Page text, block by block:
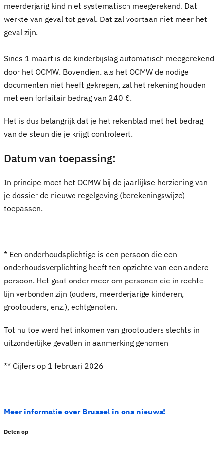
meerderjarig kind niet systematisch meegerekend. Dat
werkte van geval tot geval. Dat zal voortaan niet meer het
geval zijn.
Sinds 1 maart is de kinderbijslag automatisch meegerekend
door het OCMW. Bovendien, als het OCMW de nodige
documenten niet heeft gekregen, zal het rekening houden
met een forfaitair bedrag van 240 €.
Het is dus belangrijk dat je het rekenblad met het bedrag
van de steun die je krijgt controleert.
Datum van toepassing:
In principe moet het OCMW bij de jaarlijkse herziening van
je dossier de nieuwe regelgeving (berekeningswijze)
toepassen.
* Een onderhoudsplichtige is een persoon die een
onderhoudsverplichting heeft ten opzichte van een andere
persoon. Het gaat onder meer om personen die in rechte
lijn verbonden zijn (ouders, meerderjarige kinderen,
grootouders, enz.), echtgenoten.
Tot nu toe werd het inkomen van grootouders slechts in
uitzonderlijke gevallen in aanmerking genomen
** Cijfers op 1 februari 2026
Meer informatie over Brussel in ons nieuws!
Delen op